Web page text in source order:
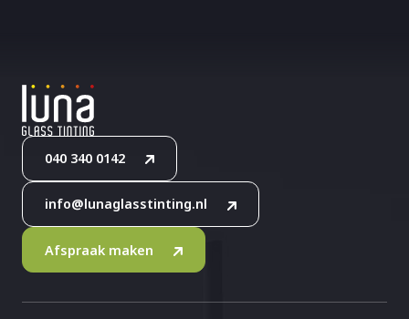
040 340 0142
info@lunaglasstinting.nl
Afspraak maken